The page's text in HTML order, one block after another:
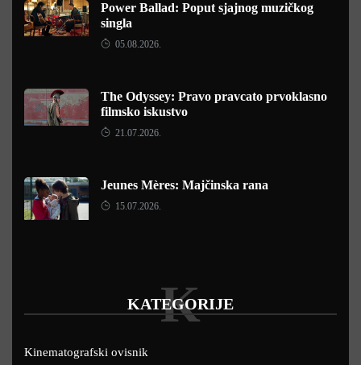
Power Ballad: Poput sjajnog muzičkog
singla
05.08.2026.
The Odyssey: Pravo pravcato prvoklasno
filmsko iskustvo
21.07.2026.
Jeunes Mères: Majčinska rana
15.07.2026.
KATEGORIJE
K
Kinematografski ovisnik